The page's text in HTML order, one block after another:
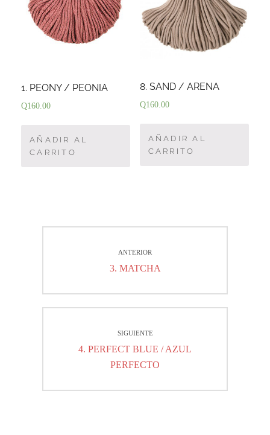
1. PEONY / PEONIA
Q160.00
AÑADIR AL
CARRITO
8. SAND / ARENA
Q160.00
AÑADIR AL
CARRITO
ANTERIOR
Entrada
3. MATCHA
SIGUIENTE
Entrada
siguiente:
4. PERFECT BLUE / AZUL
PERFECTO